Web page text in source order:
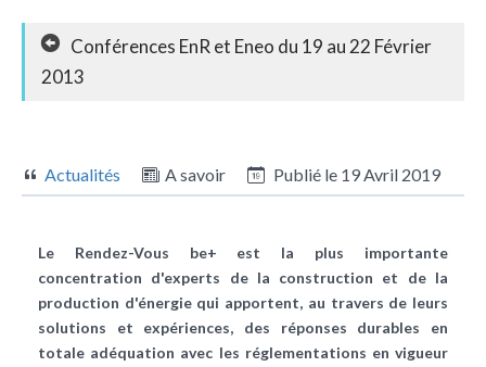
Conférences EnR et Eneo du 19 au 22 Février
2013
Actualités A savoir Publié le 19 Avril 2019
Le Rendez-Vous be+ est la plus importante
concentration d'experts de la construction et de la
production d'énergie qui apportent, au travers de leurs
solutions et expériences, des réponses durables en
totale adéquation avec les réglementations en vigueur